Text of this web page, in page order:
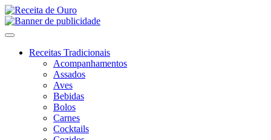
Receitas Tradicionais
Acompanhamentos
Assados
Aves
Bebidas
Bolos
Carnes
Cocktails